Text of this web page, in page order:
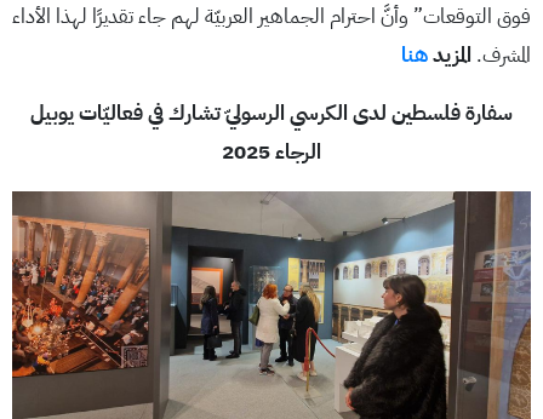
فوق التوقعات” وأنَّ احترام الجماهير العربيّة لهم جاء تقديرًا لهذا الأداء
المشرف. المزيدهنا
سفارة فلسطين لدى الكرسي الرسوليّ تشارك في فعاليّات يوبيل
الرجاء 2025